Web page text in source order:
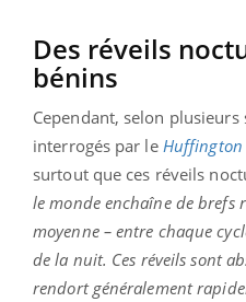
Des réveils
bénins
Cependant, selon
interrogés par le Huffington
surtout que ces réveils
le monde enchaîne de brefs
moyenne – entre chaque
de la nuit. Ces réveils sont
rendort généralement